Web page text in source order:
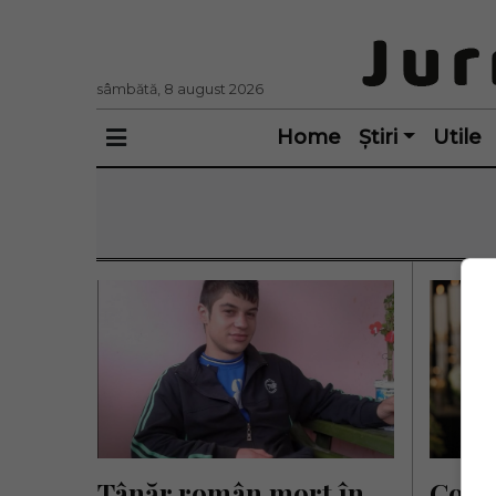
sâmbătă, 8 august 2026
Home Știri Utile